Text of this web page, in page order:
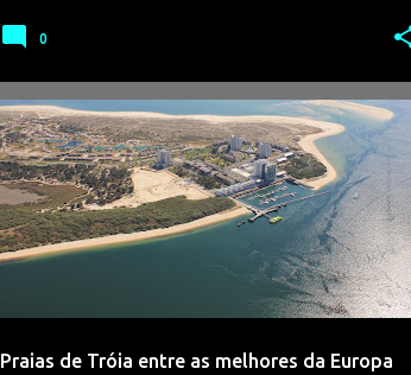
0
Praias de Tróia entre as melhores da Europa